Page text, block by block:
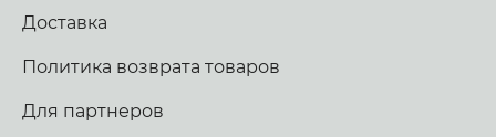
Доставка
Политика возврата товаров
Для партнеров